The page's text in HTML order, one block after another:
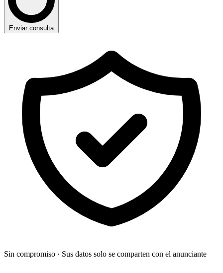
Enviar consulta
Sin compromiso · Sus datos solo se comparten con el anunciante